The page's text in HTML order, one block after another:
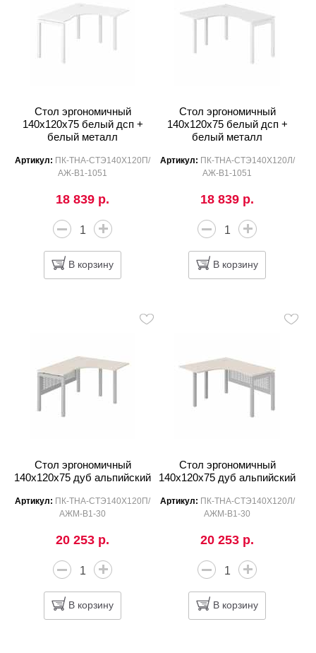
Стол эргономичный
140x120x75 белый дсп +
белый металл
Артикул: ПК-ТНА-СТЭ140Х120П/
АЖ-В1-1051
18 839 р.
В корзину
Стол эргономичный
140x120x75 белый дсп +
белый металл
Артикул: ПК-ТНА-СТЭ140Х120Л/
АЖ-В1-1051
18 839 р.
В корзину
Стол эргономичный
140x120x75 дуб альпийский
Артикул: ПК-ТНА-СТЭ140Х120П/
АЖМ-В1-30
20 253 р.
В корзину
Стол эргономичный
140x120x75 дуб альпийский
Артикул: ПК-ТНА-СТЭ140Х120Л/
АЖМ-В1-30
20 253 р.
В корзину